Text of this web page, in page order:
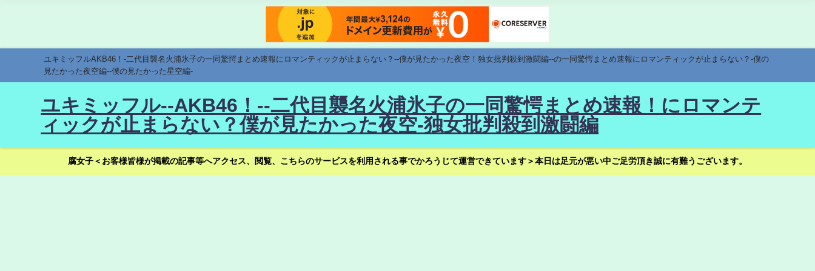
ユキミッフルAKB46！-二代目襲名火浦氷子の一同驚愕まとめ速報にロマンティックが止まらない？--僕が見たかった夜空！独女批判殺到激闘編--の一同驚愕まとめ速報にロマンティックが止まらない？-僕の
見たかった夜空編--僕の見たかった星空編-
ユキミッフル--AKB46！--二代目襲名火浦氷子の一同驚愕まとめ速報！にロマンテ
ィックが止まらない？僕が見たかった夜空-独女批判殺到激闘編
腐女子＜お客様皆様が掲載の記事等へアクセス、閲覧、こちらのサービスを利用される事でかろうじて運営できています＞本日は足元が悪い中ご足労頂き誠に有難うございます。